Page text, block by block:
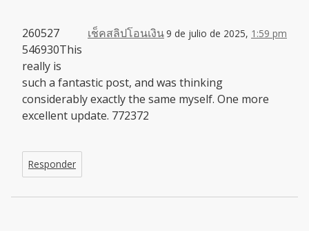
เช็คสลิปโอนเงิน9 de julio de 2025, 1:59 pm
260527
546930This
really is
such a fantastic post, and was thinking
considerably exactly the same myself. One more
excellent update. 772372
Responder